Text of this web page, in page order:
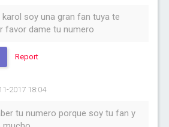
soy una gran fan tuya te
favor dame tu numero
Report
2017 18:04
tu numero porque soy tu fan y